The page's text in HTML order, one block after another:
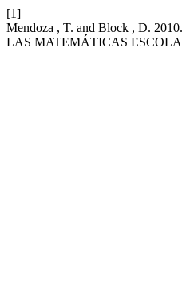
[1]
Mendoza , T. and Block , D.
LAS MATEMÁTICAS